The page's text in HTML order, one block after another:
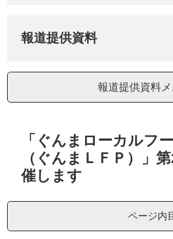
報道提供資料
報道提供資料
「ぐんまローカルフ
（ぐんまＬＦＰ）」
催します
ページ内